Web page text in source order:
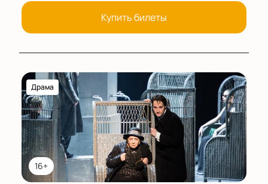
Купить билеты
16+
Драма